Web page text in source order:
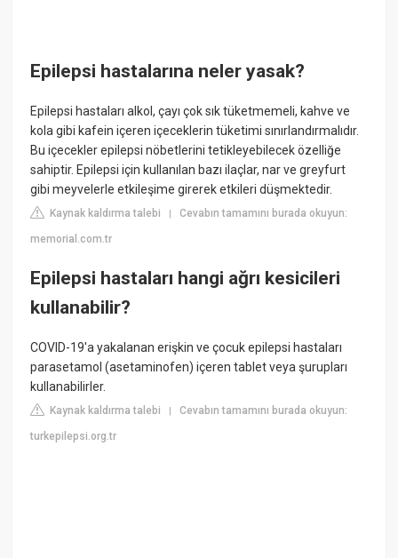
Epilepsi hastalarına neler yasak?
Epilepsi hastaları alkol, çayı çok sık tüketmemeli, kahve ve
kola gibi kafein içeren içeceklerin tüketimi sınırlandırmalıdır.
Bu içecekler epilepsi nöbetlerini tetikleyebilecek özelliğe
sahiptir. Epilepsi için kullanılan bazı ilaçlar, nar ve greyfurt
gibi meyvelerle etkileşime girerek etkileri düşmektedir.
Kaynak kaldırma talebi |Cevabın tamamını burada okuyun:
memorial.com.tr
Epilepsi hastaları hangi ağrı kesicileri
kullanabilir?
COVID-19'a yakalanan erişkin ve çocuk epilepsi hastaları
parasetamol (asetaminofen) içeren tablet veya şurupları
kullanabilirler.
Kaynak kaldırma talebi |Cevabın tamamını burada okuyun:
turkepilepsi.org.tr